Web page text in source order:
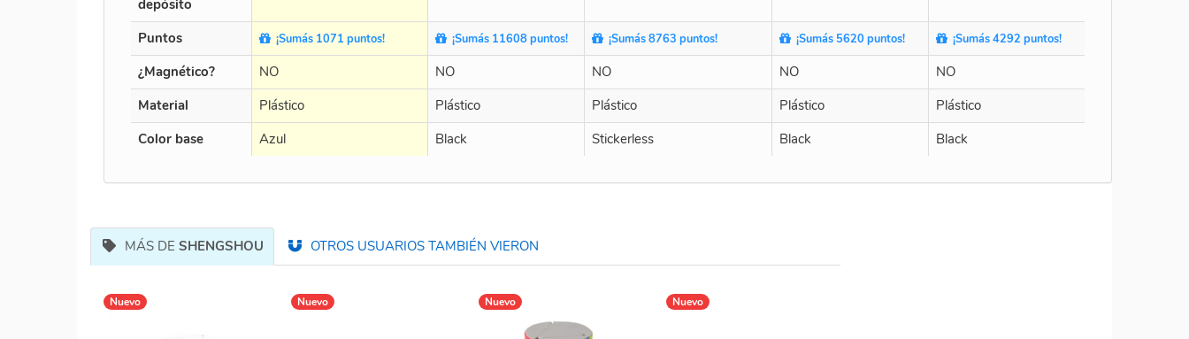
depósito
Puntos ¡Sumás 1071 puntos! ¡Sumás 11608 puntos! ¡Sumás 8763 puntos! ¡Sumás 5620 puntos! ¡Sumás 4292 puntos!
¿Magnético? NO NO NO NO
NO
Material
Plástico Plástico Plástico Plástico
Plástico
Color base
Azul Black Stickerless Black Black
MÁS DE SHENGSHOU OTROS USUARIOS TAMBIÉN VIERON
Nuevo Nuevo Nuevo Nuevo